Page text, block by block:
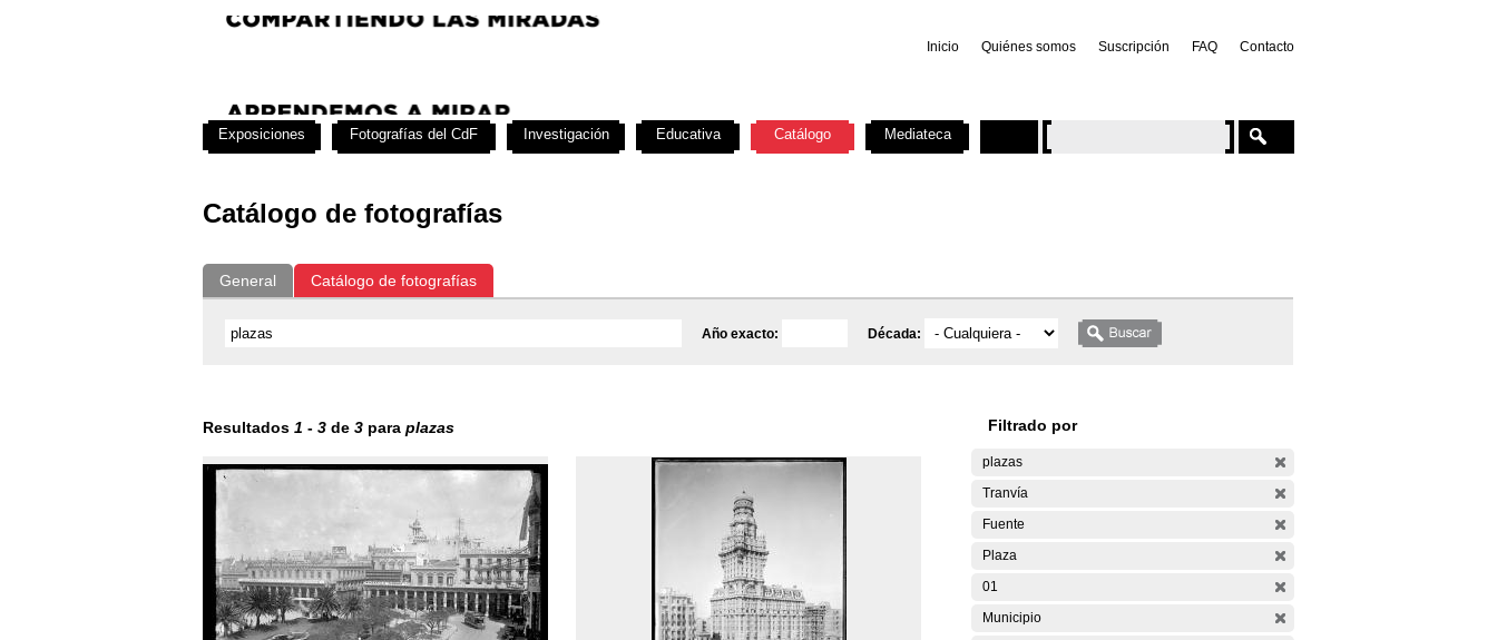
Inicio Quiénes somos Suscripción FAQ Contacto
Catálogo de fotografías
General Catálogo de fotografías
Año exacto: Década:
Resultados 1 - 3 de 3 para plazas Filtrado por
plazas
Tranvía
Fuente
Plaza
01
Municipio
Exposiciones Fotografías del CdF Investigación Educativa Catálogo Mediateca